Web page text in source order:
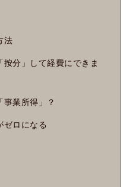
法
分」して経費にできま
業所得」？
ゼロになる